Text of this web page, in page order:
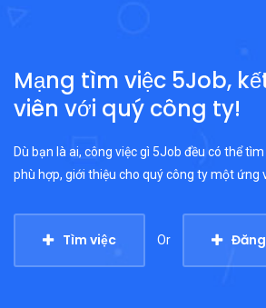
Mạng tìm việc 5Job,
viên với quý công ty!
Dù bạn là ai, công việc gì 5Job đều có thể
phù hợp, giới thiệu cho quý công ty một ứng
Tìm việc Or